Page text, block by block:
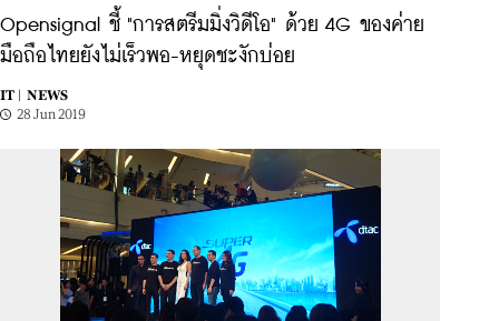
Opensignal ชี้ "การสตรีมมิ่งวิดีโอ" ด้วย 4G ของค่าย
มือถือไทยยังไม่เร็วพอ-หยุดชะงักบ่อย
IT |
NEWS
28 Jun 2019